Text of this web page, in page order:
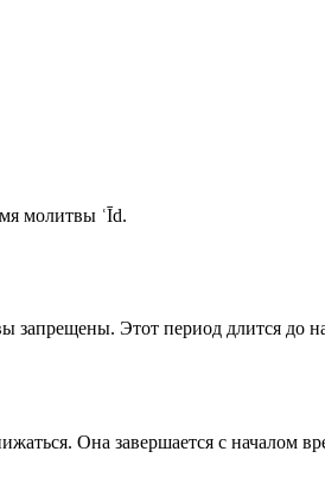
молитвы ʿĪd.
запрещены. Этот период длится до
Она завершается с началом